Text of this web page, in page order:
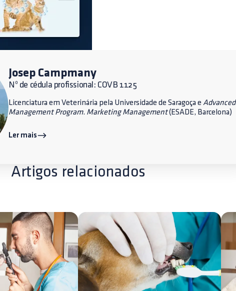
Josep Campmany
Nº de cédula profissional: COVB 1125
Licenciatura em Veterinária pela Universidade de Saragoça e Advanced
Management Program. Marketing Management(ESADE, Barcelona)
Ler mais
Artigos relacionados